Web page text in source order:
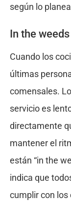
según lo
In the weeds
Cuando los
últimas
comensales.
servicio es
directamente
mantener el
están “in the
indica que
cumplir con los